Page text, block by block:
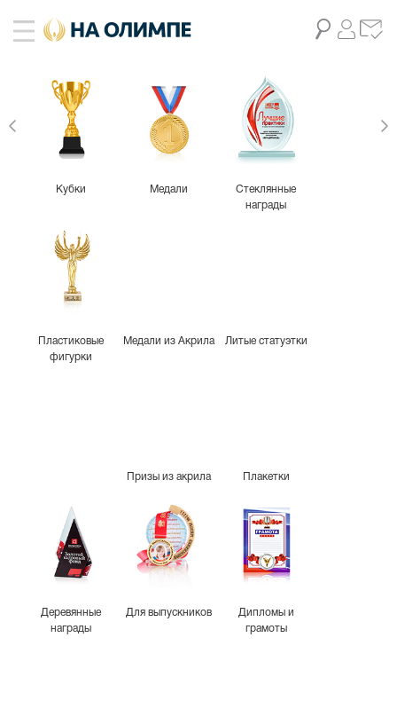
Кубки Медали
Стеклянные
награды
Пластиковые
фигурки
Медали из Акрила Литые статуэтки
Призы из акрила Плакетки
Деревянные
награды
Для выпускников
Дипломы и
грамоты
живое фото